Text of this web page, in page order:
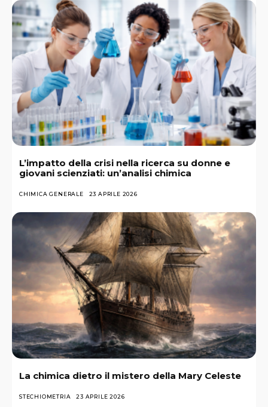
L’impatto della crisi nella ricerca su donne e
giovani scienziati: un’analisi chimica
CHIMICA GENERALE 23 APRILE 2026
La chimica dietro il mistero della Mary Celeste
STECHIOMETRIA 23 APRILE 2026